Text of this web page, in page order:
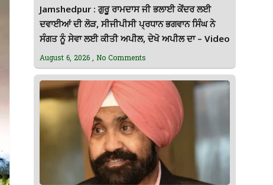
Jamshedpur : ਗੁਰੂ ਰਾਮਦਾਸ ਜੀ ਭਲਾਈ ਕੇਂਦਰ ਲਈ
ਦਵਾਈਆਂ ਦੀ ਲੋੜ, ਸੀਜੀਪੀਸੀ ਪ੍ਰਧਾਨ ਭਗਵਾਨ ਸਿੰਘ ਨੇ
ਸੰਗਤ ਨੂੰ ਸੇਵਾ ਲਈ ਕੀਤੀ ਅਪੀਲ, ਦੇਖੋ ਅਪੀਲ ਦਾ – Video
August 6, 2026 No Comments